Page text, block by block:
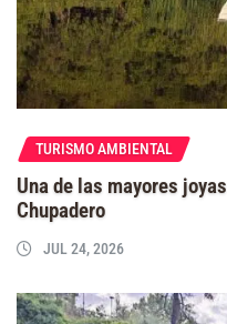
TURISMO AMBIENTAL
Una de las mayores
Chupadero
JUL 24, 2026